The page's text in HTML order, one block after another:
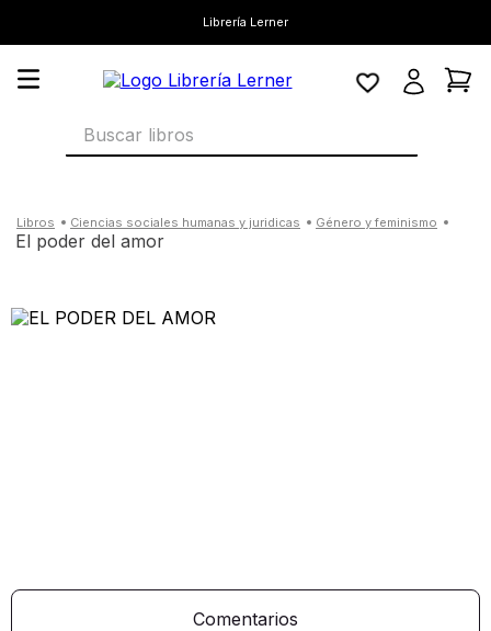
Librería Lerner
Buscar libros
ciencias sociales humanas y juridicas género y feminismo
el poder del amor
Comentarios